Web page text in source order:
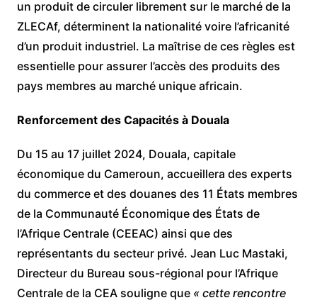
un produit de circuler librement sur le marché de la
ZLECAf, déterminent la nationalité voire l’africanité
d’un produit industriel. La maîtrise de ces règles est
essentielle pour assurer l’accès des produits des
pays membres au marché unique africain.
Renforcement des Capacités à Douala
Du 15 au 17 juillet 2024, Douala, capitale
économique du Cameroun, accueillera des experts
du commerce et des douanes des 11 États membres
de la Communauté Économique des États de
l’Afrique Centrale (CEEAC) ainsi que des
représentants du secteur privé. Jean Luc Mastaki,
Directeur du Bureau sous-régional pour l’Afrique
Centrale de la CEA souligne que « cette rencontre